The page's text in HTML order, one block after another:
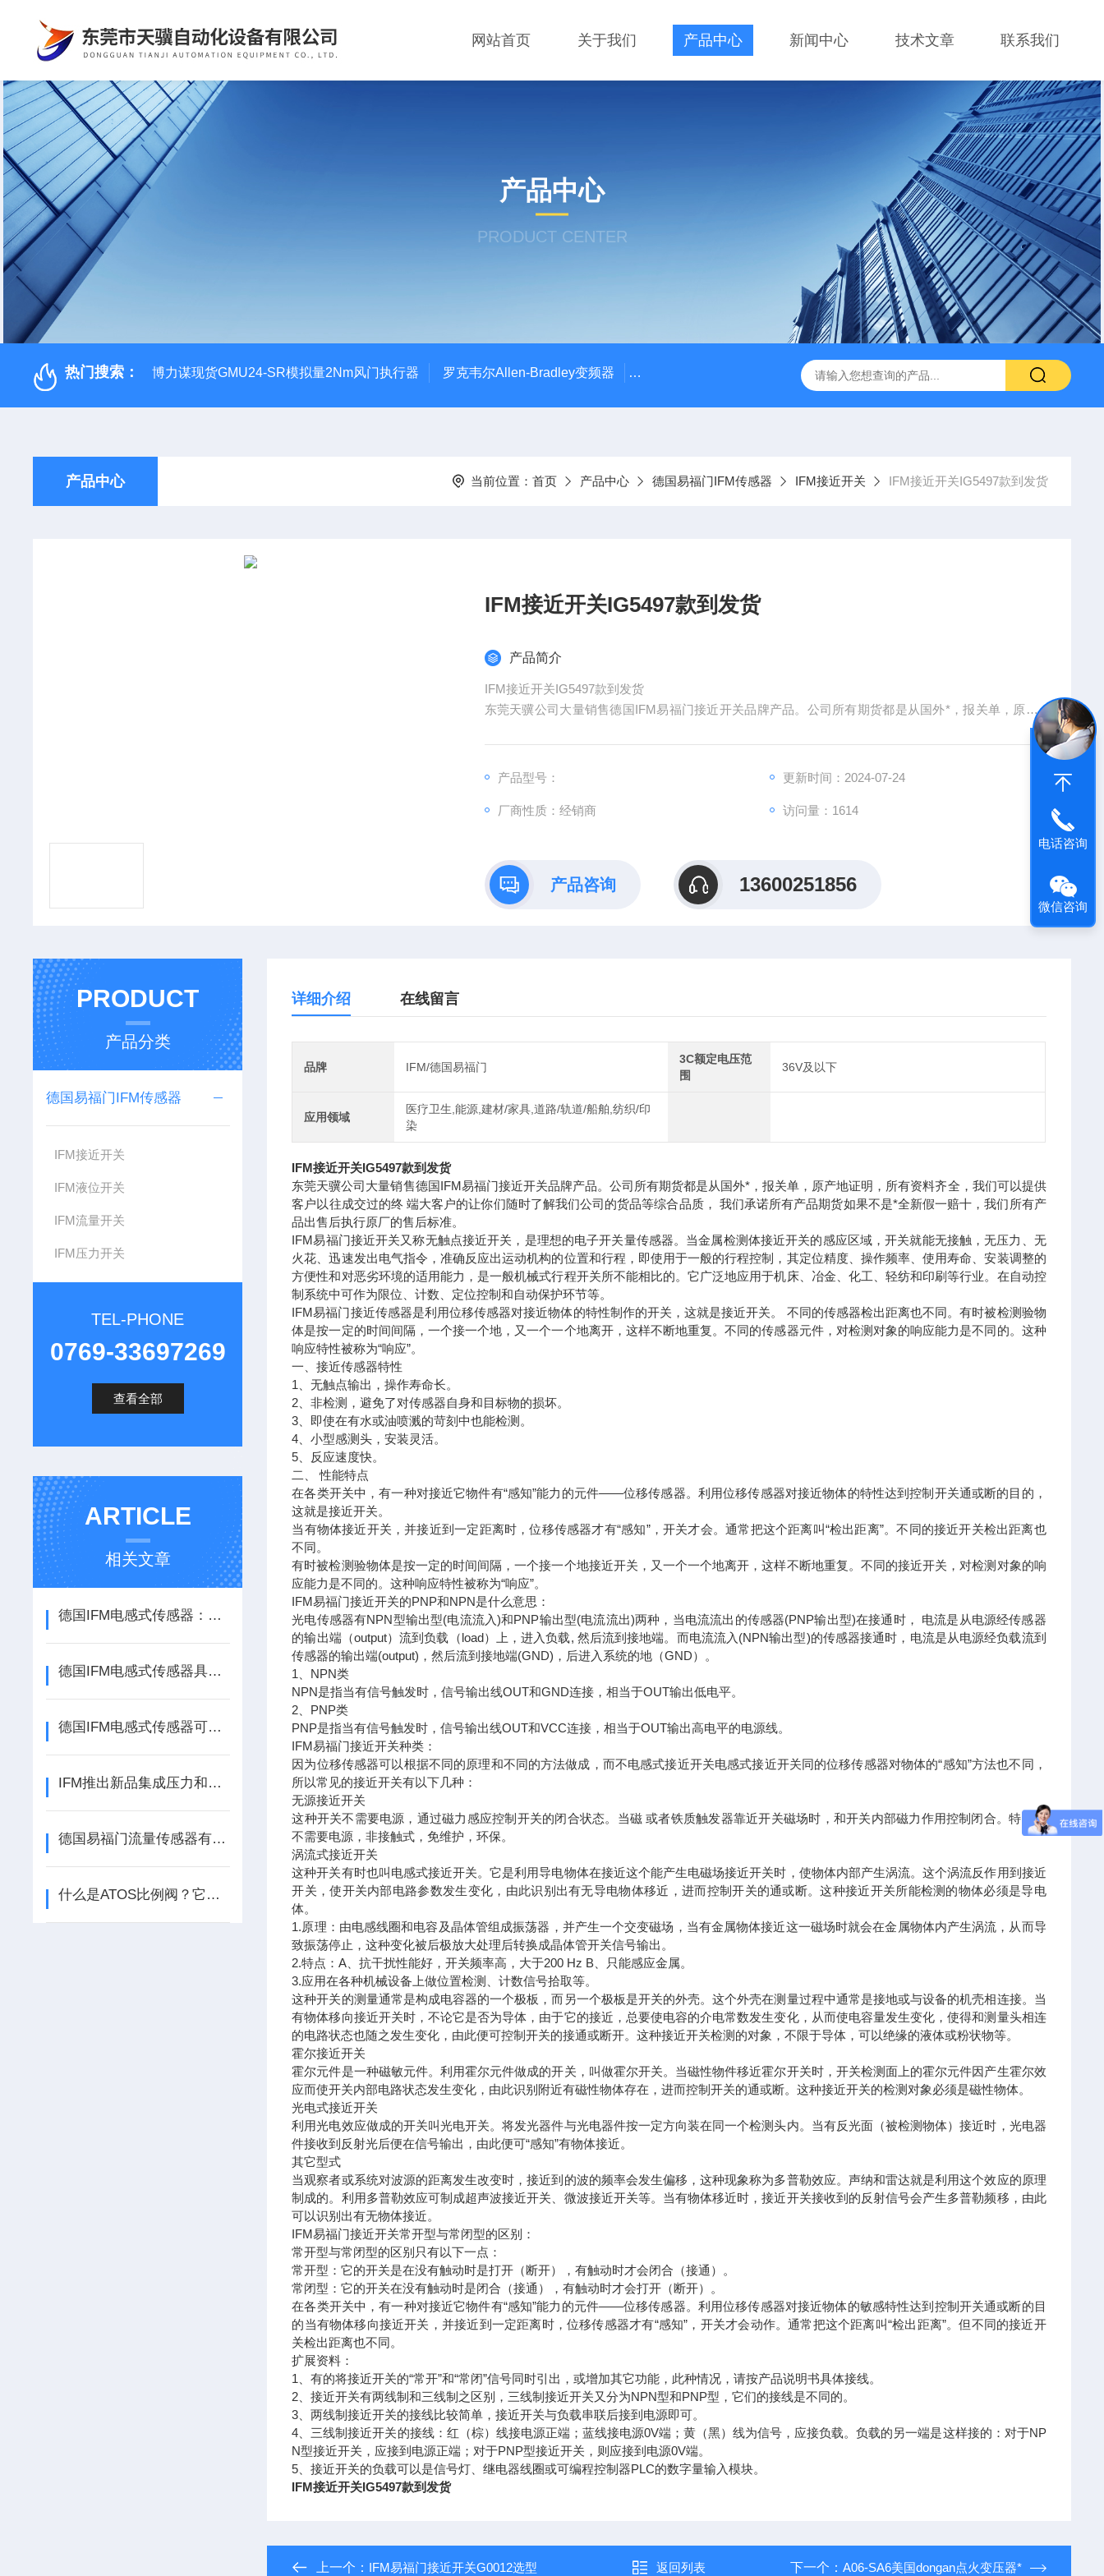
网站首页 关于我们 产品中心 新闻中心 技术文章 联系我们
产品中心
PRODUCT CENTER
热门搜索： 博力谋现货GMU24-SR模拟量2Nm风门执行器 罗克韦尔Allen-Bradley变频器 德国Leybold真空计 SMC比例阀ITV2050-312L KNF气体隔膜泵
产品中心 当前位置： 首页 产品中心 德国易福门IFM传感器 IFM接近开关 IFM接近开关IG5497款到发货
IFM接近开关IG5497款到发货
产品简介
IFM接近开关IG5497款到发货
东莞天骥公司大量销售德国IFM易福门接近开关品牌产品。公司所有期货都是从国外*，报关单，原产
地证明，所有资料齐全，我们可以提供客户以往成交过的终 端大客户的让你们随时了解我们公司的货
标准。
产品型号： 更新时间：2024-07-24
厂商性质：经销商 访问量：1614
产品咨询 13600251856
PRODUCT
产品分类
德国易福门IFM传感器
IFM接近开关
IFM液位开关
IFM流量开关
IFM压力开关
TEL-PHONE
0769-33697269
查看全部
ARTICLE
相关文章
德国IFM电感式传感器：工业自动化领域的精准守护者
德国IFM电感式传感器具有很高的测量精度和分辨率
德国IFM电感式传感器可以用于检测金属和非金属物体的位置和距离
IFM推出新品集成压力和温度传感器
德国易福门流量传感器有哪些种类
什么是ATOS比例阀？它的工作原理是怎样的
详细介绍 在线留言
品牌 IFM/德国易福门
3C额定电压范
围
36V及以下
应用领域
医疗卫生,能源,建材/家具,道路/轨道/船舶,纺织/印
染
IFM接近开关IG5497款到发货
东莞天骥公司大量销售德国IFM易福门接近开关品牌产品。公司所有期货都是从国外*，报关单，原产地证明，所有资料齐全，我们可以提供
客户以往成交过的终 端大客户的让你们随时了解我们公司的货品等综合品质， 我们承诺所有产品期货如果不是*全新假一赔十，我们所有产
品出售后执行原厂的售后标准。
IFM易福门接近开关又称无触点接近开关，是理想的电子开关量传感器。当金属检测体接近开关的感应区域，开关就能无接触，无压力、无
火花、迅速发出电气指令，准确反应出运动机构的位置和行程，即使用于一般的行程控制，其定位精度、操作频率、使用寿命、安装调整的
方便性和对恶劣环境的适用能力，是一般机械式行程开关所不能相比的。它广泛地应用于机床、冶金、化工、轻纺和印刷等行业。在自动控
制系统中可作为限位、计数、定位控制和自动保护环节等。
IFM易福门接近传感器是利用位移传感器对接近物体的特性制作的开关，这就是接近开关。 不同的传感器检出距离也不同。有时被检测验物
体是按一定的时间间隔，一个接一个地，又一个一个地离开，这样不断地重复。不同的传感器元件，对检测对象的响应能力是不同的。这种
响应特性被称为“响应”。
一、接近传感器特性
1、无触点输出，操作寿命长。
2、非检测，避免了对传感器自身和目标物的损坏。
3、即使在有水或油喷溅的苛刻中也能检测。
4、小型感测头，安装灵活。
5、反应速度快。
二、 性能特点
在各类开关中，有一种对接近它物件有“感知”能力的元件——位移传感器。利用位移传感器对接近物体的特性达到控制开关通或断的目的，
这就是接近开关。
当有物体接近开关，并接近到一定距离时，位移传感器才有“感知”，开关才会。通常把这个距离叫“检出距离”。不同的接近开关检出距离也
不同。
有时被检测验物体是按一定的时间间隔，一个接一个地接近开关，又一个一个地离开，这样不断地重复。不同的接近开关，对检测对象的响
应能力是不同的。这种响应特性被称为“响应”。
IFM易福门接近开关的PNP和NPN是什么意思：
光电传感器有NPN型输出型(电流流入)和PNP输出型(电流流出)两种，当电流流出的传感器(PNP输出型)在接通时， 电流是从电源经传感器
的输出端（output）流到负载（load）上，进入负载, 然后流到接地端。而电流流入(NPN输出型)的传感器接通时，电流是从电源经负载流到
传感器的输出端(output)，然后流到接地端(GND)，后进入系统的地（GND）。
1、NPN类
NPN是指当有信号触发时，信号输出线OUT和GND连接，相当于OUT输出低电平。
2、PNP类
PNP是指当有信号触发时，信号输出线OUT和VCC连接，相当于OUT输出高电平的电源线。
IFM易福门接近开关种类：
因为位移传感器可以根据不同的原理和不同的方法做成，而不电感式接近开关电感式接近开关同的位移传感器对物体的“感知”方法也不同，
所以常见的接近开关有以下几种：
无源接近开关
这种开关不需要电源，通过磁力感应控制开关的闭合状态。当磁 或者铁质触发器靠近开关磁场时，和开关内部磁力作用控制闭合。特点：
不需要电源，非接触式，免维护，环保。
涡流式接近开关
这种开关有时也叫电感式接近开关。它是利用导电物体在接近这个能产生电磁场接近开关时，使物体内部产生涡流。这个涡流反作用到接近
开关，使开关内部电路参数发生变化，由此识别出有无导电物体移近，进而控制开关的通或断。这种接近开关所能检测的物体必须是导电
体。
1.原理：由电感线圈和电容及晶体管组成振荡器，并产生一个交变磁场，当有金属物体接近这一磁场时就会在金属物体内产生涡流，从而导
致振荡停止，这种变化被后极放大处理后转换成晶体管开关信号输出。
2.特点：A、抗干扰性能好，开关频率高，大于200 Hz B、只能感应金属。
3.应用在各种机械设备上做位置检测、计数信号拾取等。
这种开关的测量通常是构成电容器的一个极板，而另一个极板是开关的外壳。这个外壳在测量过程中通常是接地或与设备的机壳相连接。当
有物体移向接近开关时，不论它是否为导体，由于它的接近，总要使电容的介电常数发生变化，从而使电容量发生变化，使得和测量头相连
的电路状态也随之发生变化，由此便可控制开关的接通或断开。这种接近开关检测的对象，不限于导体，可以绝缘的液体或粉状物等。
霍尔接近开关
霍尔元件是一种磁敏元件。利用霍尔元件做成的开关，叫做霍尔开关。当磁性物件移近霍尔开关时，开关检测面上的霍尔元件因产生霍尔效
应而使开关内部电路状态发生变化，由此识别附近有磁性物体存在，进而控制开关的通或断。这种接近开关的检测对象必须是磁性物体。
光电式接近开关
利用光电效应做成的开关叫光电开关。将发光器件与光电器件按一定方向装在同一个检测头内。当有反光面（被检测物体）接近时，光电器
件接收到反射光后便在信号输出，由此便可“感知”有物体接近。
其它型式
当观察者或系统对波源的距离发生改变时，接近到的波的频率会发生偏移，这种现象称为多普勒效应。声纳和雷达就是利用这个效应的原理
制成的。利用多普勒效应可制成超声波接近开关、微波接近开关等。当有物体移近时，接近开关接收到的反射信号会产生多普勒频移，由此
可以识别出有无物体接近。
IFM易福门接近开关常开型与常闭型的区别：
常开型与常闭型的区别只有以下一点：
常开型：它的开关是在没有触动时是打开（断开），有触动时才会闭合（接通）。
常闭型：它的开关在没有触动时是闭合（接通），有触动时才会打开（断开）。
在各类开关中，有一种对接近它物件有“感知”能力的元件——位移传感器。利用位移传感器对接近物体的敏感特性达到控制开关通或断的目
的当有物体移向接近开关，并接近到一定距离时，位移传感器才有“感知”，开关才会动作。通常把这个距离叫“检出距离”。但不同的接近开
关检出距离也不同。
扩展资料：
1、有的将接近开关的“常开”和“常闭”信号同时引出，或增加其它功能，此种情况，请按产品说明书具体接线。
2、接近开关有两线制和三线制之区别，三线制接近开关又分为NPN型和PNP型，它们的接线是不同的。
3、两线制接近开关的接线比较简单，接近开关与负载串联后接到电源即可。
4、三线制接近开关的接线：红（棕）线接电源正端；蓝线接电源0V端；黄（黑）线为信号，应接负载。负载的另一端是这样接的：对于NP
N型接近开关，应接到电源正端；对于PNP型接近开关，则应接到电源0V端。
5、接近开关的负载可以是信号灯、继电器线圈或可编程控制器PLC的数字量输入模块。
IFM接近开关IG5497款到发货
上一个： IFM易福门接近开关G0012选型 返回列表 下一个： A06-SA6美国dongan点火变压器*
电话咨询
微信咨询